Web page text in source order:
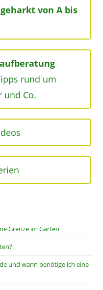
von A bis
rund um
und Co.
Grenze im Garten
und wann benötige ich eine